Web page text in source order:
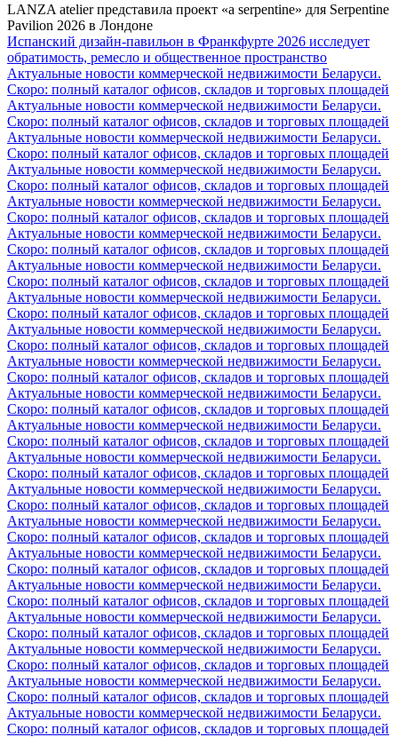
LANZA atelier представила проект «a serpentine» для Serpentine
Pavilion 2026 в Лондоне
Испанский дизайн-павильон в Франкфурте 2026 исследует
обратимость, ремесло и общественное пространство
Актуальные новости коммерческой недвижимости Беларуси.
Скоро: полный каталог офисов, складов и торговых площадей
Актуальные новости коммерческой недвижимости Беларуси.
Скоро: полный каталог офисов, складов и торговых площадей
Актуальные новости коммерческой недвижимости Беларуси.
Скоро: полный каталог офисов, складов и торговых площадей
Актуальные новости коммерческой недвижимости Беларуси.
Скоро: полный каталог офисов, складов и торговых площадей
Актуальные новости коммерческой недвижимости Беларуси.
Скоро: полный каталог офисов, складов и торговых площадей
Актуальные новости коммерческой недвижимости Беларуси.
Скоро: полный каталог офисов, складов и торговых площадей
Актуальные новости коммерческой недвижимости Беларуси.
Скоро: полный каталог офисов, складов и торговых площадей
Актуальные новости коммерческой недвижимости Беларуси.
Скоро: полный каталог офисов, складов и торговых площадей
Актуальные новости коммерческой недвижимости Беларуси.
Скоро: полный каталог офисов, складов и торговых площадей
Актуальные новости коммерческой недвижимости Беларуси.
Скоро: полный каталог офисов, складов и торговых площадей
Актуальные новости коммерческой недвижимости Беларуси.
Скоро: полный каталог офисов, складов и торговых площадей
Актуальные новости коммерческой недвижимости Беларуси.
Скоро: полный каталог офисов, складов и торговых площадей
Актуальные новости коммерческой недвижимости Беларуси.
Скоро: полный каталог офисов, складов и торговых площадей
Актуальные новости коммерческой недвижимости Беларуси.
Скоро: полный каталог офисов, складов и торговых площадей
Актуальные новости коммерческой недвижимости Беларуси.
Скоро: полный каталог офисов, складов и торговых площадей
Актуальные новости коммерческой недвижимости Беларуси.
Скоро: полный каталог офисов, складов и торговых площадей
Актуальные новости коммерческой недвижимости Беларуси.
Скоро: полный каталог офисов, складов и торговых площадей
Актуальные новости коммерческой недвижимости Беларуси.
Скоро: полный каталог офисов, складов и торговых площадей
Актуальные новости коммерческой недвижимости Беларуси.
Скоро: полный каталог офисов, складов и торговых площадей
Актуальные новости коммерческой недвижимости Беларуси.
Скоро: полный каталог офисов, складов и торговых площадей
Актуальные новости коммерческой недвижимости Беларуси.
Скоро: полный каталог офисов, складов и торговых площадей